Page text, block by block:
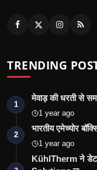
TRENDING
1
मेवाड़ की धरती से
1 year ago
2
भारतीय एमेच्योर
1 year ago
KühlTherm ने